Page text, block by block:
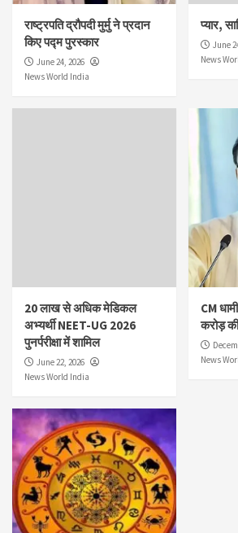
राष्ट्रपति द्रौपदी मुर्मु ने प्रदान
किए पद्म पुरस्कार
June 24, 2026
News World India
प्यार,
June
News
20 लाख से अधिक मेडिकल
अभ्यर्थी NEET-UG 2026
पुनर्परीक्षा में शामिल
June 22, 2026
News World India
CM
करोड़
News